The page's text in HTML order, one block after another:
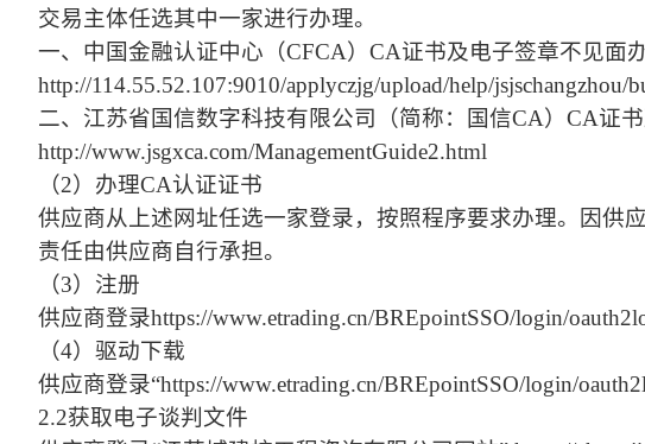
交易主体任选其中一家进行办理。
一、中国金融认证中心（CFCA）CA证书及电子签章不见面
http://114.55.52.107:9010/applyczjg/upload/help/jsjschangzhou/
二、江苏省国信数字科技有限公司（简称：国信CA）CA证
http://www.jsgxca.com/ManagementGuide2.html
（2）办理CA认证证书
供应商从上述网址任选一家登录，按照程序要求办理。因供
责任由供应商自行承担。
（3）注册
供应商登录https://www.etrading.cn/BREpointSSO/login/
（4）驱动下载
供应商登录“https://www.etrading.cn/BREpointSSO/login/
2.2获取电子谈判文件